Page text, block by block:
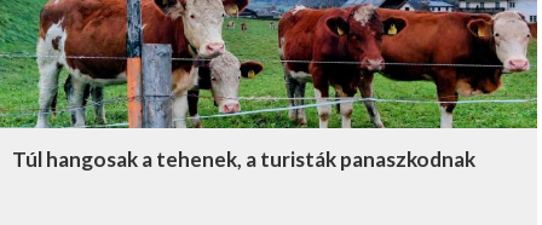
Túl hangosak a tehenek, a turisták panaszkodnak